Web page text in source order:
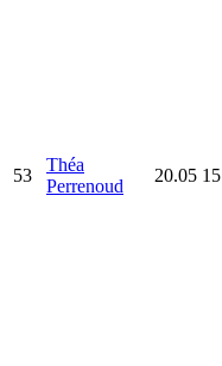
53
Théa
Perrenoud
20.05 15